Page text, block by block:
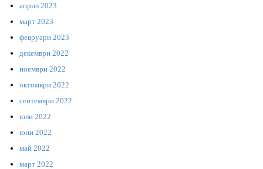
април 2023
март 2023
февруари 2023
декември 2022
ноември 2022
октомври 2022
септември 2022
юли 2022
юни 2022
май 2022
март 2022